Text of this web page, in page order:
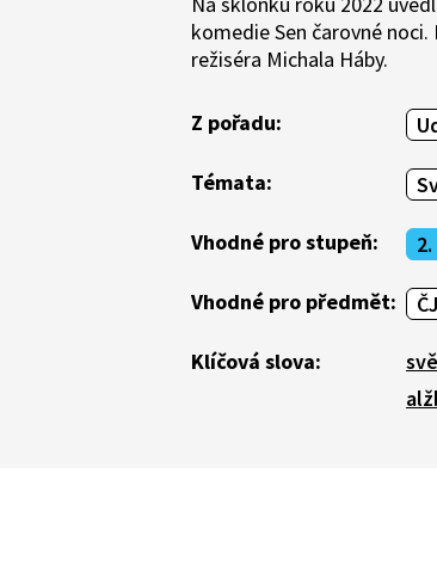
komedie Sen čarovné
režiséra Michala Háby.
Z pořadu:
Témata:
Vhodné pro stupeň:
Vhodné pro předmět:
Klíčová slova: